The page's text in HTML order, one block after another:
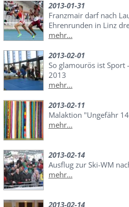
2013-01-31
Franzmair darf nach
Ehrenrunden in Linz
mehr...
2013-02-01
So glamourös ist Sport
2013
mehr...
2013-02-11
Malaktion "Ungefähr
mehr...
2013-02-14
Ausflug zur Ski-WM
mehr...
2013-02-14